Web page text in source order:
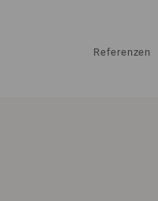
Referenzen